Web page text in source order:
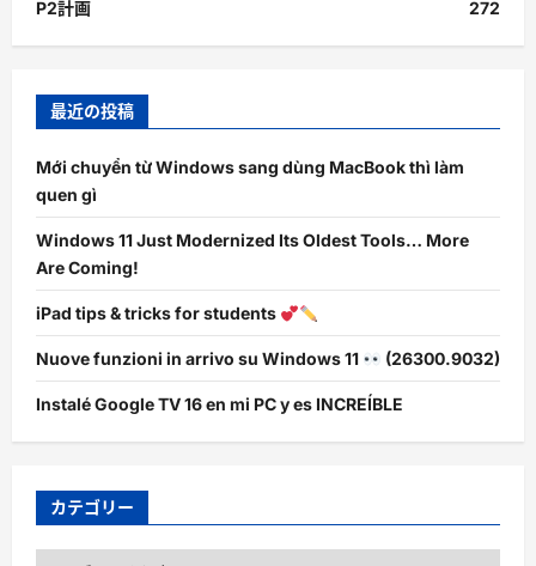
P2計画 272
最近の投稿
Mới chuyển từ Windows sang dùng MacBook thì làm
quen gì
Windows 11 Just Modernized Its Oldest Tools… More
Are Coming!
iPad tips & tricks for students
Nuove funzioni in arrivo su Windows 11 (26300.9032)
Instalé Google TV 16 en mi PC y es INCREÍBLE
カテゴリー